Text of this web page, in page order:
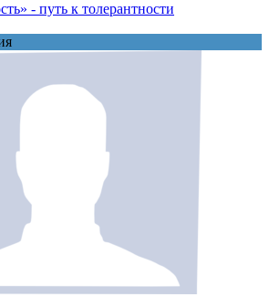
- путь к толерантности